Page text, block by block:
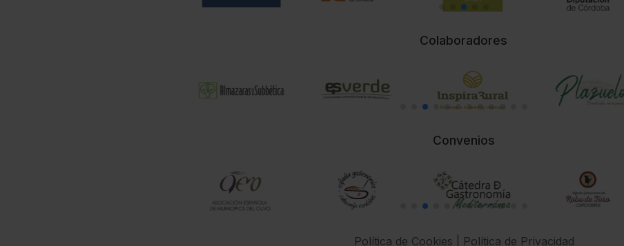
Colaboradores
Convenios
Política de Cookies Política de Privacidad